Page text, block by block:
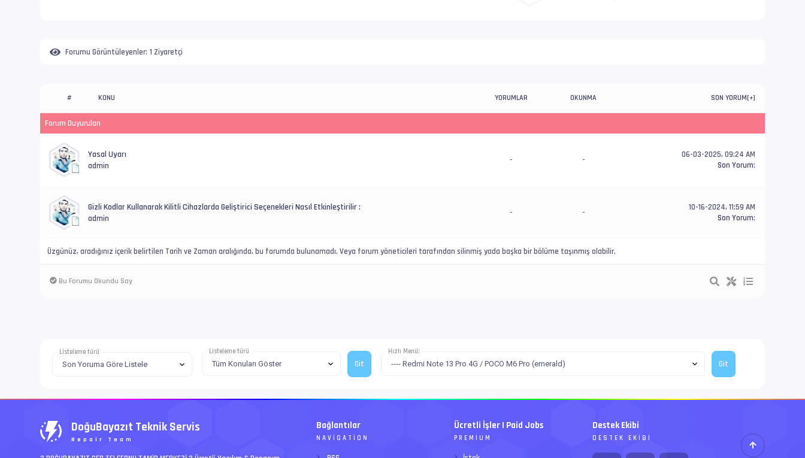
Forumu Görüntüleyenler: 1 Ziyaretçi
# KONU YORUMLAR OKUNMA SON YORUM[+]
Forum Duyuruları
Yasal Uyarı
admin
- -
06-03-2025, 09:24 AM
Son Yorum:
Gizli Kodlar Kullanarak Kilitli Cihazlarda Geliştirici Seçenekleri Nasıl Etkinleştirilir :
admin
- -
10-16-2024, 11:59 AM
Son Yorum:
Üzgünüz, aradığınız içerik belirtilen Tarih ve Zaman aralığında, bu forumda bulunamadı. Veya forum yöneticileri tarafından silinmiş yada başka bir bölüme taşınmış olabilir.
Bu Forumu Okundu Say
Listeleme türü Listeleme türü Hızlı Menü:
DoğuBayazıt Teknik Servis
Repair Team
Bağlantılar
NAVIGATION
Ücretli İşler | Paid Jobs
PREMIUM
Destek Ekibi
DESTEK EKIBI